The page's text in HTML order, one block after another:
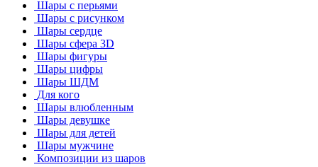
Шары с перьями
Шары с рисунком
Шары сердце
Шары сфера 3D
Шары фигуры
Шары цифры
Шары ШДМ
Для кого
Шары влюбленным
Шары девушке
Шары для детей
Шары мужчине
Композиции из шаров